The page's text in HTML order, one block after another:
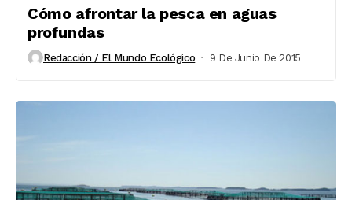
Cómo afrontar la pesca en aguas
profundas
Redacción / El Mundo Ecológico 9 De Junio De 2015